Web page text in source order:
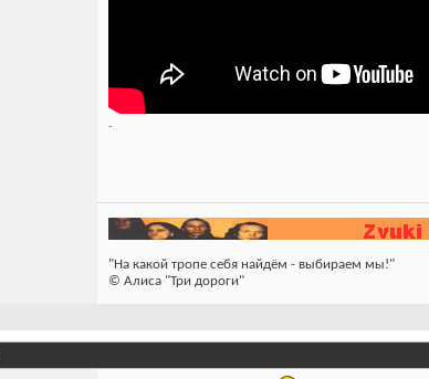
.
"На какой тропе себя найдём - выбираем мы!"
© Алиса "Три дороги"